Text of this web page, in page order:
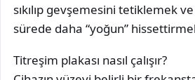
sıkılıp gevşemesini tetiklemek
sürede daha “yoğun”
Titreşim plakası nasıl çalışır?